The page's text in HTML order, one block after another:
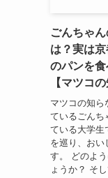
ごんちゃ
は？実は
のパンを
【マツコ
マツコの知ら
ているごんち
ている大学生
を巡り、おい
す。 どのよ
ょうか？ そ